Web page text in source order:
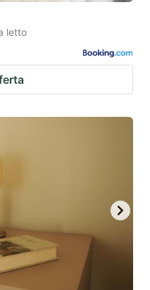
letto